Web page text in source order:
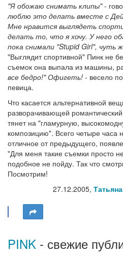
"Я обожаю снимать клипы"-
люблю это делать вместе с
Мне нравится выглядеть
делать то, что я хочу. У него
пока снимали "Stupid Girl", чуть
"Выглядит спортивной" Пинк не
съемок она выпала из машины,
все бедро!" Офигеть! - весело
певица.
Что касается альтернативной
разворачивающей
тянет на "гламурную,
композицию". Всего четыре часа
отличное от предыдущего,
"Для меня такие съемки просто
подобное не пойду. Так что
Посмотрим!
27.12.2005,
PINK - свежие